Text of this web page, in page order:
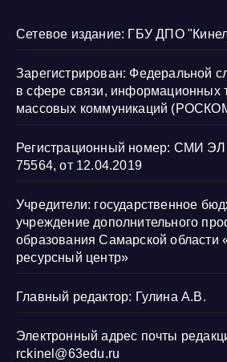
Сетевое издание: ГБУ ДПО
Зарегистрирован: Федеральной
в сфере связи, информационных
массовых коммуникаций
Регистрационный номер: СМИ
75564, от 12.04.2019
Учредители: государственное
учреждение дополнительного
образования Самарской области
ресурсный центр»
Главный редактор: Гулина А.В.
Электронный адрес почты
rckinel@63edu.ru